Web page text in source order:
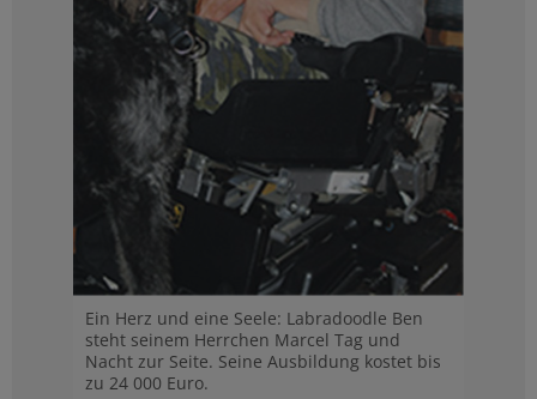
Ein Herz und eine Seele: Labradoodle Ben
steht seinem Herrchen Marcel Tag und
Nacht zur Seite. Seine Ausbildung kostet bis
zu 24 000 Euro.